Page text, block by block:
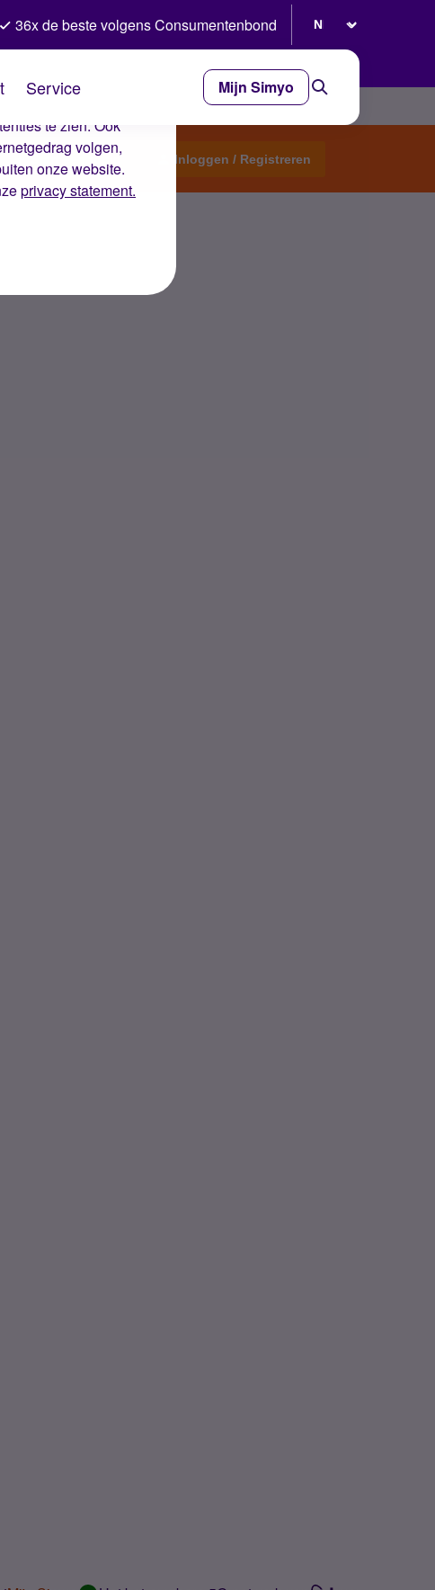
je ervaring op de
te zien. Ook
volgen,
onze website.
privacy statement.
36x de beste volgens Consumentenbond
Service Mijn Simyo
Start een topic Inloggen / Registreren